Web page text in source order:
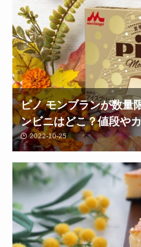
ピノ モンブランが数量
ンビニはどこ？値段や
2022-10-25